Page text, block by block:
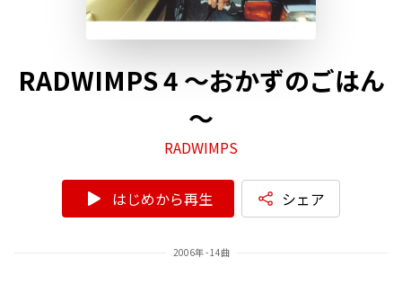
RADWIMPS 4 ～おかずのごはん
～
RADWIMPS
はじめから再生 シェア
2006年 - 14曲